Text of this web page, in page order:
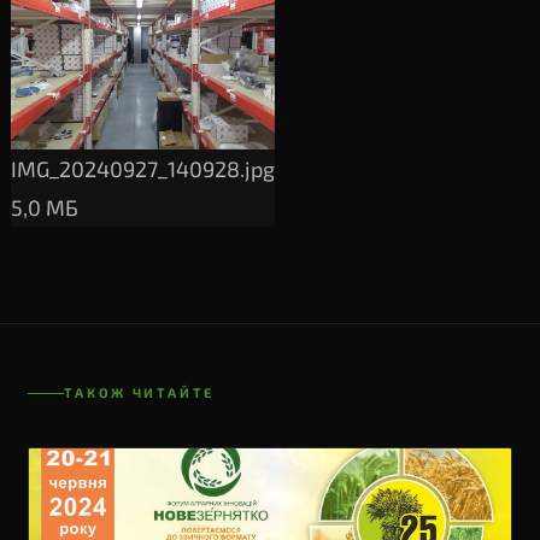
IMG_20240927_140928.jpg
5,0 МБ
ТАКОЖ ЧИТАЙТЕ